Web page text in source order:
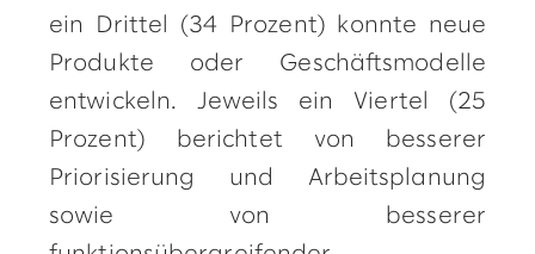
ein Drittel (34 Prozent) konnte neue
Produkte oder Geschäftsmodelle
entwickeln. Jeweils ein Viertel (25
Prozent) berichtet von besserer
Priorisierung und Arbeitsplanung
sowie von besserer